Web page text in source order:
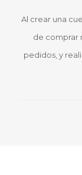
Al crear una
de comprar
pedidos, y